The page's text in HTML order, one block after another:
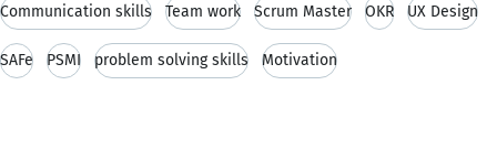
Communication skills Team work Scrum Master OKR UX Design
SAFe PSMI problem solving skills Motivation